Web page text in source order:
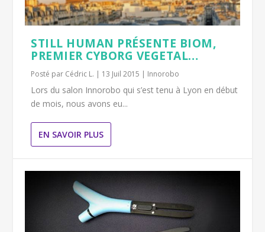
STILL HUMAN PRÉSENTE BIOM,
PREMIER CYBORG VEGETAL…
Posté par Cédric L. | 13 Juil 2015 | Innorobo
Lors du salon Innorobo qui s’est tenu à Lyon en début
de mois, nous avons eu...
EN SAVOIR PLUS